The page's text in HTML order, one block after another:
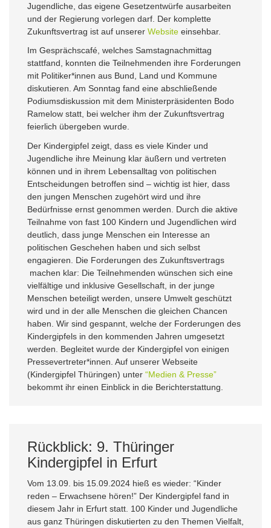
Jugendliche, das eigene Gesetzentwürfe ausarbeiten
und der Regierung vorlegen darf. Der komplette
Zukunftsvertrag ist auf unserer Website einsehbar.
Im Gesprächscafé, welches Samstagnachmittag
stattfand, konnten die Teilnehmenden ihre Forderungen
mit Politiker*innen aus Bund, Land und Kommune
diskutieren. Am Sonntag fand eine abschließende
Podiumsdiskussion mit dem Ministerpräsidenten Bodo
Ramelow statt, bei welcher ihm der Zukunftsvertrag
feierlich übergeben wurde.
Der Kindergipfel zeigt, dass es viele Kinder und
Jugendliche ihre Meinung klar äußern und vertreten
können und in ihrem Lebensalltag von politischen
Entscheidungen betroffen sind – wichtig ist hier, dass
den jungen Menschen zugehört wird und ihre
Bedürfnisse ernst genommen werden. Durch die aktive
Teilnahme von fast 100 Kindern und Jugendlichen wird
deutlich, dass junge Menschen ein Interesse an
politischen Geschehen haben und sich selbst
engagieren. Die Forderungen des Zukunftsvertrags
machen klar: Die Teilnehmenden wünschen sich eine
vielfältige und inklusive Gesellschaft, in der junge
Menschen beteiligt werden, unsere Umwelt geschützt
wird und in der alle Menschen die gleichen Chancen
haben. Wir sind gespannt, welche der Forderungen des
Kindergipfels in den kommenden Jahren umgesetzt
werden. Begleitet wurde der Kindergipfel von einigen
Pressevertreter*innen. Auf unserer Webseite
(Kindergipfel Thüringen) unter “Medien & Presse”
bekommt ihr einen Einblick in die Berichterstattung.
Rückblick: 9. Thüringer
Kindergipfel in Erfurt
Vom 13.09. bis 15.09.2024 hieß es wieder: “Kinder
reden – Erwachsene hören!” Der Kindergipfel fand in
diesem Jahr in Erfurt statt. 100 Kinder und Jugendliche
aus ganz Thüringen diskutierten zu den Themen Vielfalt,